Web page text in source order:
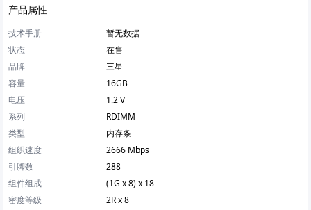
产品属性
技术手册
暂无数据
状态
在售
品牌
三星
容量
16GB
电压
1.2 V
系列
RDIMM
类型
内存条
组织速度
2666 Mbps
引脚数
288
组件组成
(1G x 8) x 18
密度等级
2R x 8